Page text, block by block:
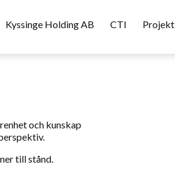
Kyssinge Holding AB CTI Projekt
och kunskap
till stånd.